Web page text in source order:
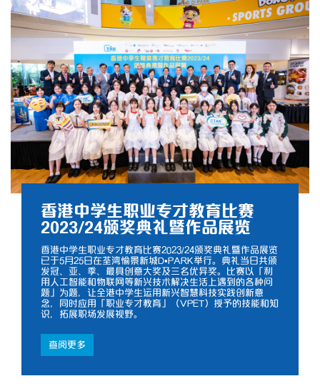
香港中学生职业专才教育比赛
2023/24颁奖典礼暨作品展览
香港中学生职业专才教育比赛2023/24颁奖典礼暨作品展览
已于5月25日在荃湾愉景新城D•PARK举行。典礼当日共颁
发冠、亚、季、最具创意大奖及三名优异奖。比赛以「利
用人工智能和物联网等新兴技术解决生活上遇到的各种问
题」为题，让全港中学生运用新兴智慧科技实践创新意
念，同时应用「职业专才教育」（VPET）授予的技能和知
识，拓展职场发展视野。
查阅更多